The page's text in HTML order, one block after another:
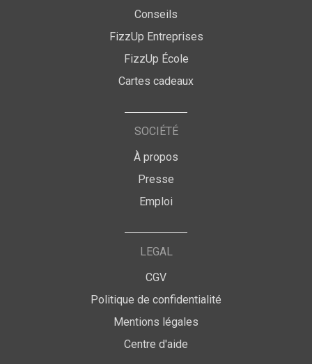
Conseils
FizzUp Entreprises
FizzUp École
Cartes cadeaux
SOCIÉTÉ
À propos
Presse
Emploi
LEGAL
CGV
Politique de confidentialité
Mentions légales
Centre d'aide